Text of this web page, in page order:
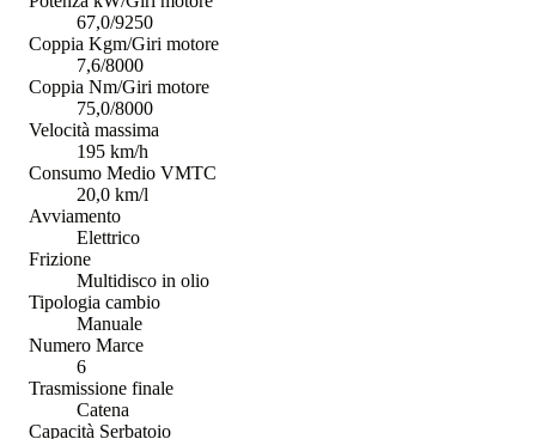
67,0/9250
Coppia Kgm/Giri motore
7,6/8000
Coppia Nm/Giri motore
75,0/8000
Velocità massima
195 km/h
Consumo Medio VMTC
20,0 km/l
Avviamento
Elettrico
Frizione
Multidisco in olio
Tipologia cambio
Manuale
Numero Marce
6
Trasmissione finale
Catena
Capacità Serbatoio